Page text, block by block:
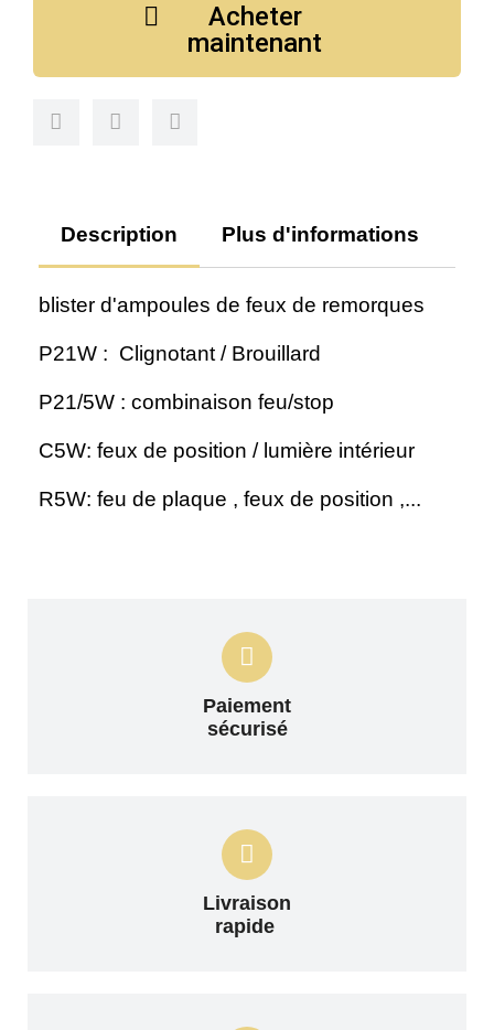
Acheter
maintenant
Description Plus d'informations
blister d'ampoules de feux de remorques
P21W : Clignotant / Brouillard
P21/5W : combinaison feu/stop
C5W: feux de position / lumière intérieur
R5W: feu de plaque , feux de position ,...
Paiement
sécurisé
Livraison
rapide